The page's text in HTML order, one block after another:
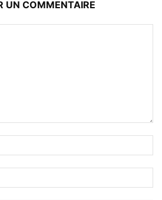
UN COMMENTAIRE